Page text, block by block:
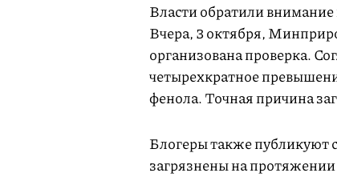
Власти обратили внимание
Вчера, 3 октября,
организована проверка.
четырехкратное
фенола. Точная причина
Блогеры также публикуют
загрязнены на